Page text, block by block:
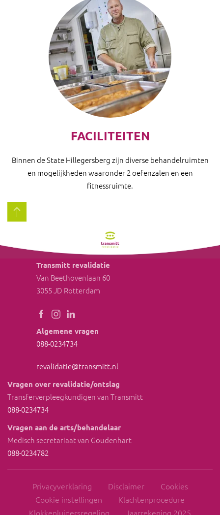
FACILITEITEN
Binnen de State Hillegersberg zijn diverse behandelruimten
en mogelijkheden waaronder 2 oefenzalen en een
fitnessruimte.
Transmitt revalidatie
Van Beethovenlaan 60
3055 JD Rotterdam
Algemene vragen
088-0234734
revalidatie@transmitt.nl
Vragen over revalidatie/ontslag
Transferverpleegkundigen van Transmitt
088-0234734
Vragen aan de arts/behandelaar
Medisch secretariaat van Goudenhart
088-0234782
Privacyverklaring Disclaimer
Cookies
Cookie instellingen
Klachtenprocedure
Klokkenluidersregeling
Jaarrekening 2025